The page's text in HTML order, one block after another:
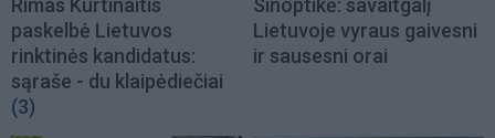
paskelbė Lietuvos
rinktinės kandidatus:
sąraše - du klaipėdiečiai
(3)
Lietuvoje vyraus gaivesni
ir sausesni orai